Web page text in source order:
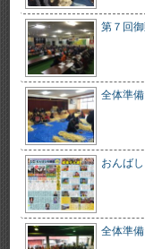
第７回
全体準備
おんば
全体準